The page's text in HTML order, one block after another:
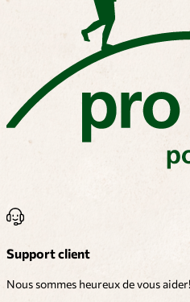
Support client
Nous sommes heureux de vous